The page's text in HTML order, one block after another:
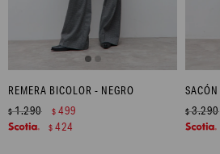
REMERA BICOLOR - NEGRO
$1.290 $ 499
$ 424
$3.290